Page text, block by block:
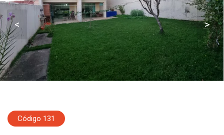
< >
Código 131